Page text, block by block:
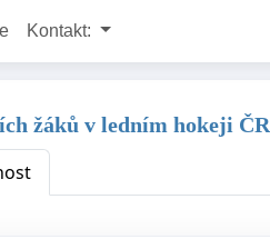
Kontakt:
žáků v ledním hokeji ČR